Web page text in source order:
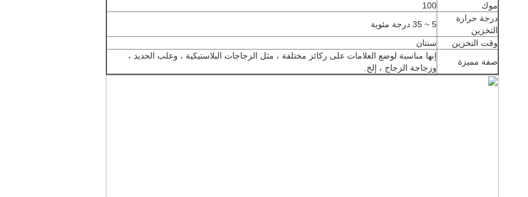
موك
100
درجة حرارة
التخزين
5 ~ 35 درجة مئوية
وقت التخزين
سنتان
صفة مميزة
إنها مناسبة لوضع العلامات على ركائز مختلفة ، مثل الزجاجات البلاستيكية ، وعلب الحديد ،
وزجاجة الزجاج ، إلخ.